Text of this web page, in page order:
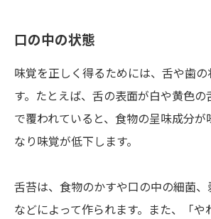
口の中の状態
味覚を正しく得るためには、舌や歯の
す。たとえば、舌の表面が白や黄色の
で覆われていると、食物の呈味成分が
なり味覚が低下します。
舌苔は、食物のかすや口の中の細菌
などによって作られます。また、「や